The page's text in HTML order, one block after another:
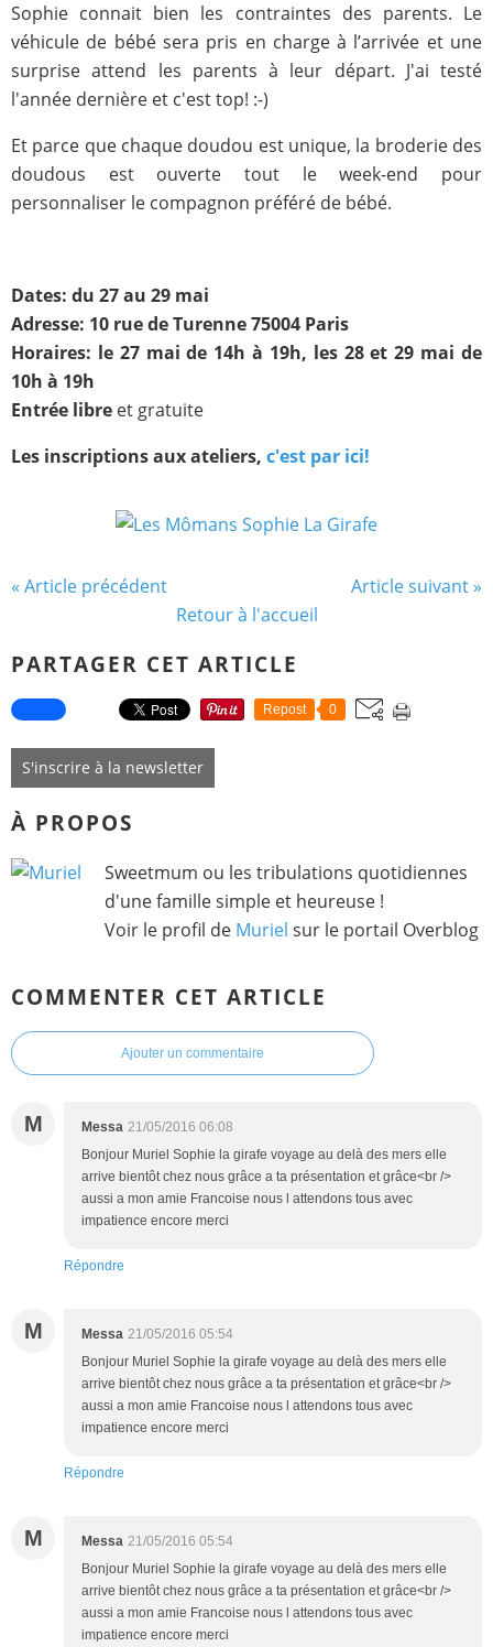
Sophie connait bien les contraintes des parents. Le
véhicule de bébé sera pris en charge à l’arrivée et une
surprise attend les parents à leur départ. J'ai testé
l'année dernière et c'est top! :-)
Et parce que chaque doudou est unique, la broderie des
doudous est ouverte tout le week-end pour
personnaliser le compagnon préféré de bébé.
Dates: du 27 au 29 mai
Adresse: 10 rue de Turenne 75004 Paris
Horaires: le 27 mai de 14h à 19h, les 28 et 29 mai de
10h à 19h
Entrée libre et gratuite
Les inscriptions aux ateliers, c'est par ici!
« Article précédent
Article suivant »
Retour à l'accueil
PARTAGER CET ARTICLE
Repost 0
S'inscrire à la newsletter
À PROPOS
Sweetmum ou les tribulations quotidiennes
d'une famille simple et heureuse !
Voir le profil de Muriel sur le portail Overblog
COMMENTER CET ARTICLE
Ajouter un commentaire
M Messa 21/05/2016 06:08
Bonjour Muriel Sophie la girafe voyage au delà des mers elle
arrive bientôt chez nous grâce a ta présentation et grâce<br />
aussi a mon amie Francoise nous l attendons tous avec
impatience encore merci
Répondre
M Messa 21/05/2016 05:54
Bonjour Muriel Sophie la girafe voyage au delà des mers elle
arrive bientôt chez nous grâce a ta présentation et grâce<br />
aussi a mon amie Francoise nous l attendons tous avec
impatience encore merci
Répondre
M Messa 21/05/2016 05:54
Bonjour Muriel Sophie la girafe voyage au delà des mers elle
arrive bientôt chez nous grâce a ta présentation et grâce<br />
aussi a mon amie Francoise nous l attendons tous avec
impatience encore merci